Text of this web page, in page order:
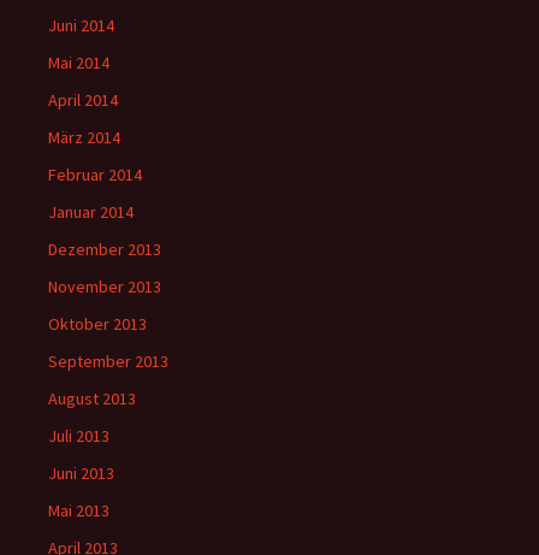
Juni 2014
Mai 2014
April 2014
März 2014
Februar 2014
Januar 2014
Dezember 2013
November 2013
Oktober 2013
September 2013
August 2013
Juli 2013
Juni 2013
Mai 2013
April 2013